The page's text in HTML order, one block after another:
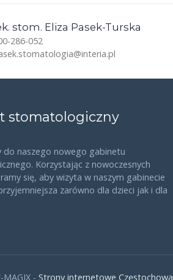
stom. Eliza Pasek-Turska
286-052
stomatologiczny
do naszego nowego gabinetu
Korzystając z nowoczesnych
się, aby wizyta w naszym gabinecie
zarówno dla dzieci jak i dla
MAGIX - Strony internetowe Częstochowa